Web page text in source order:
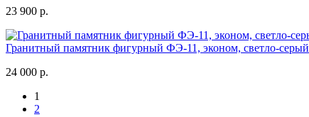
23 900 р.
Гранитный памятник фигурный ФЭ-11, эконом, светло-серый
24 000 р.
1
2